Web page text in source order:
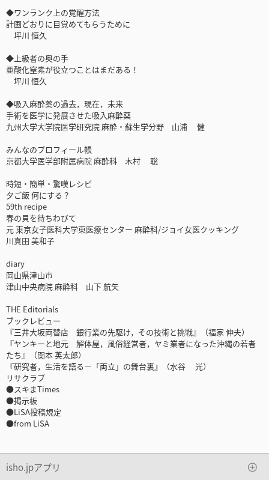
◆ワンランク上の覚醒方法
計画どおりに目覚めてもらうために
坪川 恒久
◆上級者の奥の手
亜酸化窒素が役立つことはまだある！
坪川 恒久
◆吸入麻酔薬の過去，現在，未来
手術を医学に発展させた吸入麻酔薬
九州大学大学院医学研究院 麻酔・蘇生学分野 山浦 健
みんなのプロフィール帳
京都大学医学部附属病院 麻酔科 木村 聡
時短・簡単・驚嘆レシピ
夕ご飯 何にする？
59th recipe
春の貝を待ちわびて
元 東京女子医科大学東医療センター 麻酔科/ジョイ女医クッキング
川真田 美和子
diary
岡山県津山市
津山中央病院 麻酔科 山下 航矢
THE Editorials
ブックレビュー
『三井大坂両替店 銀行業の先駆け，その技術と挑戦』（福家 伸夫）
『ヤンキーと地元 解体屋，風俗経営者，ヤミ業者になった沖縄の若者
たち』（関本 英太郎）
『研究者，生活を語る—「両立」の舞台裏』（水谷 光）
リサクラブ
●スキまTimes
●掲示板
●LiSA投稿規定
●from LiSA
isho.jpアプリ